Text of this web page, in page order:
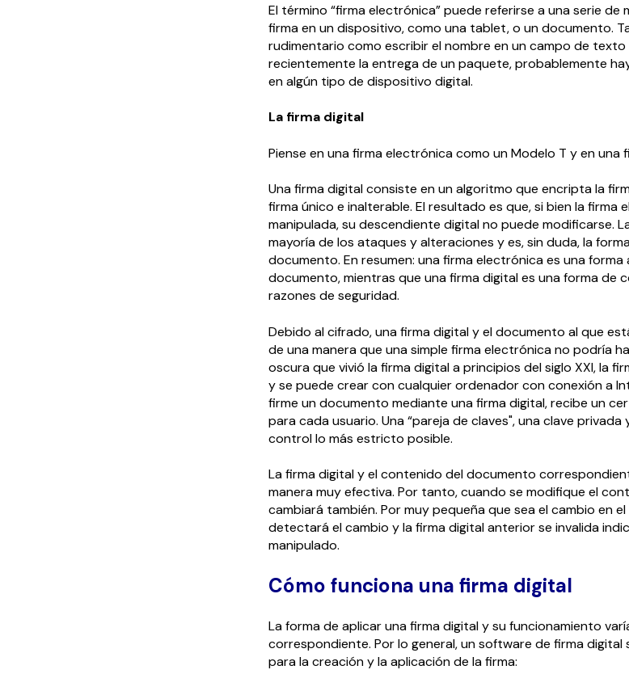
El término “firma electrónica” puede referirse a una serie
firma en un dispositivo, como una tablet, o un documento.
rudimentario como escribir el nombre en un campo de
recientemente la entrega de un paquete, probablemente
en algún tipo de dispositivo digital.
La firma digital
Piense en una firma electrónica como un Modelo T y en una
Una firma digital consiste en un algoritmo que encripta la
firma único e inalterable. El resultado es que, si bien la firma
manipulada, su descendiente digital no puede modificarse.
mayoría de los ataques y alteraciones y es, sin duda, la
documento. En resumen: una firma electrónica es una
documento, mientras que una firma digital es una forma de
razones de seguridad.
Debido al cifrado, una firma digital y el documento al que
de una manera que una simple firma electrónica no podría
oscura que vivió la firma digital a principios del siglo XXI, la
y se puede crear con cualquier ordenador con conexión a
firme un documento mediante una firma digital, recibe un
para cada usuario. Una “pareja de claves", una clave
control lo más estricto posible.
La firma digital y el contenido del documento
manera muy efectiva. Por tanto, cuando se modifique el
cambiará también. Por muy pequeña que sea el cambio en
detectará el cambio y la firma digital anterior se invalida
manipulado.
Cómo funciona una firma digital
La forma de aplicar una firma digital y su funcionamiento
correspondiente. Por lo general, un software de firma
para la creación y la aplicación de la firma: